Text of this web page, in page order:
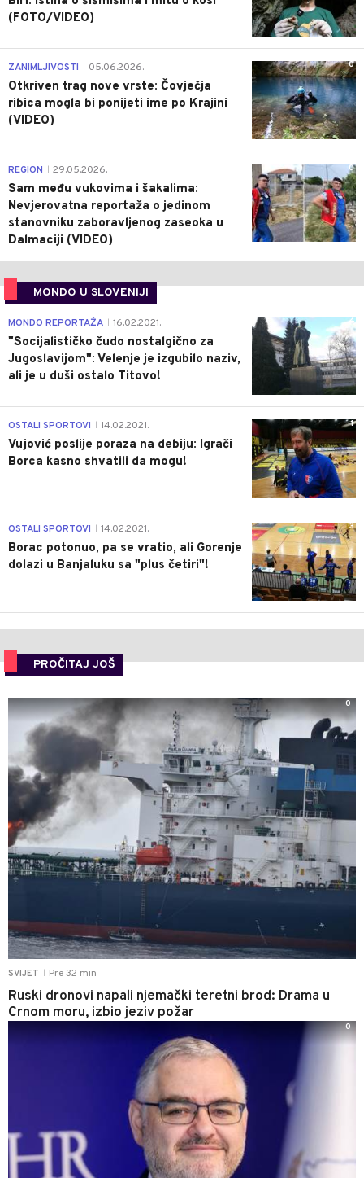
(FOTO/VIDEO)
0
ZANIMLJIVOSTI 05.06.2026.
Otkriven trag nove vrste: Čovječja
ribica mogla bi ponijeti ime po Krajini
(VIDEO)
0
REGION 29.05.2026.
Sam među vukovima i šakalima:
Nevjerovatna reportaža o jedinom
stanovniku zaboravljenog zaseoka u
Dalmaciji (VIDEO)
MONDO U SLOVENIJI
4
MONDO REPORTAŽA 16.02.2021.
"Socijalističko čudo nostalgično za
Jugoslavijom": Velenje je izgubilo naziv,
ali je u duši ostalo Titovo!
1
OSTALI SPORTOVI 14.02.2021.
Vujović poslije poraza na debiju: Igrači
Borca kasno shvatili da mogu!
3
OSTALI SPORTOVI 14.02.2021.
Borac potonuo, pa se vratio, ali Gorenje
dolazi u Banjaluku sa "plus četiri"!
PROČITAJ JOŠ
SVIJET Pre 32 min
Ruski dronovi napali njemački teretni brod: Drama u
Crnom moru, izbio jeziv požar
0
0